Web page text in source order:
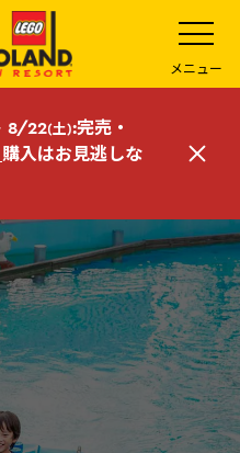
メ
ニ
ュ
ー
を
開
メニュー
8/22(土):完売・
購入はお見逃しな
閉